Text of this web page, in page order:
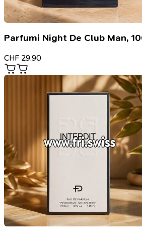
Parfumi Night De Club Man,
CHF 29.90